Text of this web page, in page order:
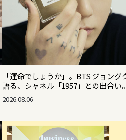
「運命でしょうか」。BTS ジョング
語る、シャネル「1957」との出合い。
2026.08.06